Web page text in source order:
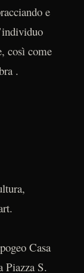
e
così come
.
Casa
Piazza S.